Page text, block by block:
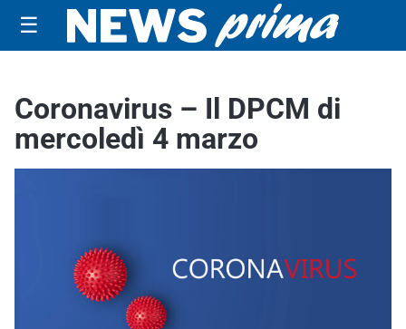
☰
Coronavirus – Il DPCM di
mercoledì 4 marzo